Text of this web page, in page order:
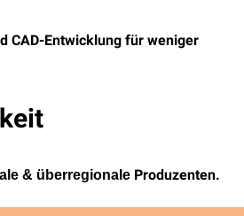
CAD-Entwicklung für weniger
& überregionale Produzenten.